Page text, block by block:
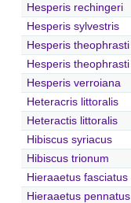
Hesperis rechingeri
Hesperis sylvestris
Hesperis theophrasti
Hesperis theophrasti
Hesperis verroiana
Heteracris littoralis
Heteractis littoralis
Hibiscus syriacus
Hibiscus trionum
Hieraaetus fasciatus
Hieraaetus pennatus